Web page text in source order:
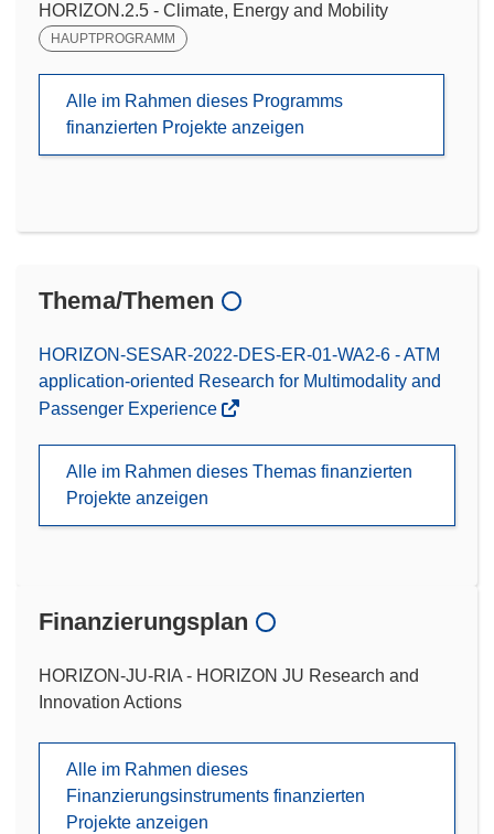
HORIZON.2.5 - Climate, Energy and Mobility
HAUPTPROGRAMM
Alle im Rahmen dieses Programms
finanzierten Projekte anzeigen
Thema/Themen
HORIZON-SESAR-2022-DES-ER-01-WA2-6 - ATM
application-oriented Research for Multimodality and
Passenger Experience
Alle im Rahmen dieses Themas finanzierten
Projekte anzeigen
Finanzierungsplan
HORIZON-JU-RIA - HORIZON JU Research and
Innovation Actions
Alle im Rahmen dieses
Finanzierungsinstruments finanzierten
Projekte anzeigen